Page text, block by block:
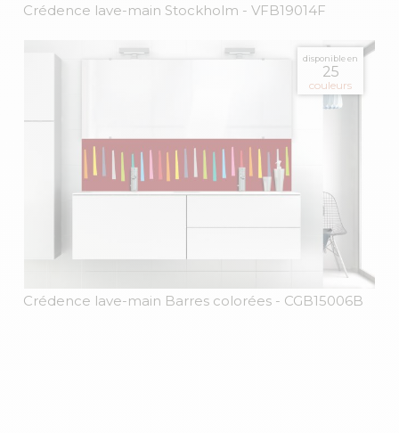
Crédence lave-main Stockholm - VFB19014F
disponible en
25
couleurs
Crédence lave-main Barres colorées - CGB15006B